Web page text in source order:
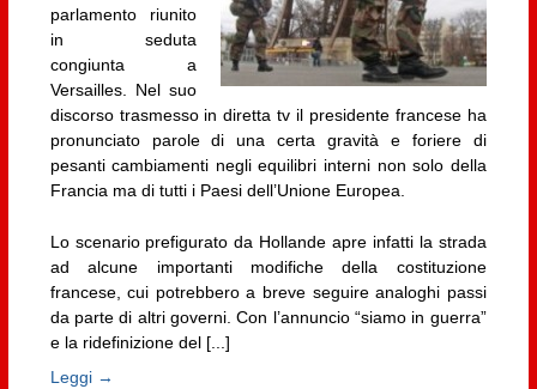
parlamento riunito
in seduta
congiunta a
Versailles. Nel suo
discorso trasmesso in diretta tv il presidente francese ha
pronunciato parole di una certa gravità e foriere di
pesanti cambiamenti negli equilibri interni non solo della
Francia ma di tutti i Paesi dell’Unione Europea.
Lo scenario prefigurato da Hollande apre infatti la strada
ad alcune importanti modifiche della costituzione
francese, cui potrebbero a breve seguire analoghi passi
da parte di altri governi. Con l’annuncio “siamo in guerra”
e la ridefinizione del [...]
Leggi →